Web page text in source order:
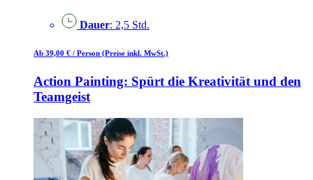
Dauer: 2,5 Std.
Ab 39,00 € / Person (Preise inkl. MwSt.)
Action Painting: Spürt die Kreativität und den
Teamgeist